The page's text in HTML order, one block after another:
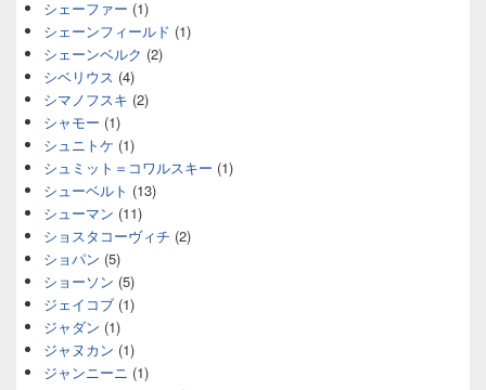
シェーファー (1)
シェーンフィールド (1)
シェーンベルク (2)
シベリウス (4)
シマノフスキ (2)
シャモー (1)
シュニトケ (1)
シュミット＝コワルスキー (1)
シューベルト (13)
シューマン (11)
ショスタコーヴィチ (2)
ショパン (5)
ショーソン (5)
ジェイコブ (1)
ジャダン (1)
ジャヌカン (1)
ジャンニーニ (1)